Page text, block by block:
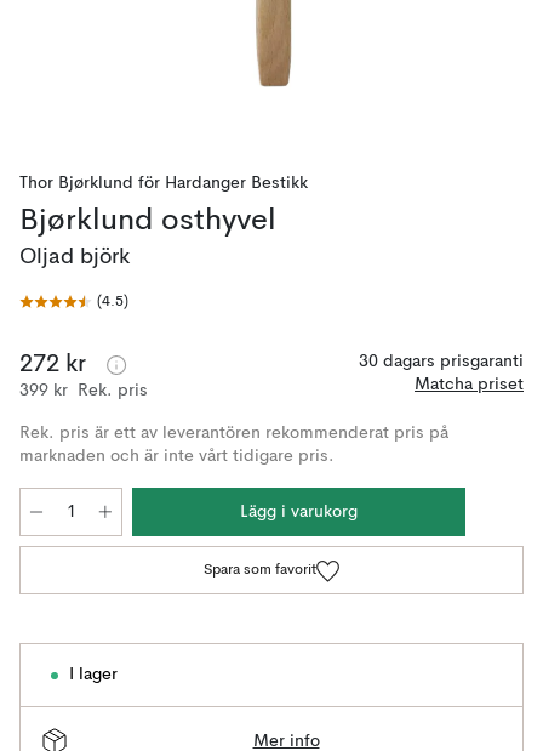
Thor Bjørklund för Hardanger Bestikk
Bjørklund osthyvel
Oljad björk
(4.5)
272 kr
399 kr Rek. pris
30 dagars prisgaranti
Matcha priset
Rek. pris är ett av leverantören rekommenderat pris på
marknaden och är inte vårt tidigare pris.
Lägg i varukorg
Spara som favorit
I lager
Mer info